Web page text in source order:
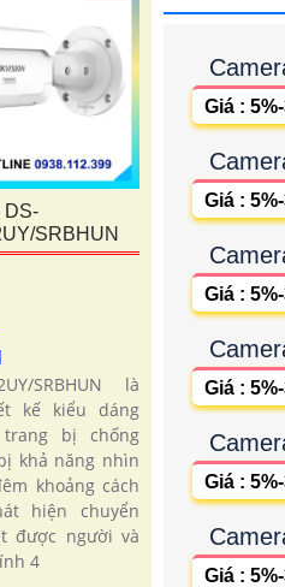
DS-
SRBHUN
SRBHUN là
kế kiểu dáng
bị chống
khả năng nhìn
khoảng cách
hiện chuyển
được người và
4
Giá :
Giá :
Giá :
Giá :
Giá :
Giá :